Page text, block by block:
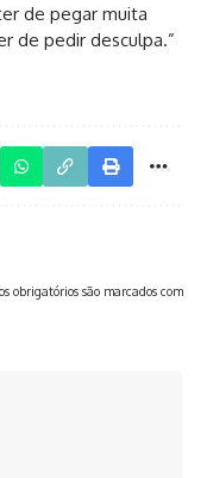
de pegar muita
de pedir desculpa.”
obrigatórios são marcados com